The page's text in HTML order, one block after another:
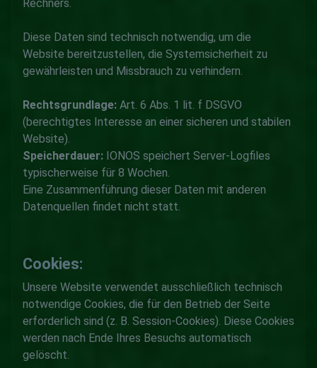
Rechners.
Diese Daten sind technisch notwendig, um die
Website bereitzustellen, die Systemsicherheit zu
gewährleisten und Missbrauch zu verhindern.
Rechtsgrundlage: Art. 6 Abs. 1 lit. f DSGVO
(berechtigtes Interesse an einer sicheren und stabilen
Website).
Speicherdauer: IONOS speichert Server-Logfiles
typischerweise für 8 Wochen.
Eine Zusammenführung dieser Daten mit anderen
Datenquellen findet nicht statt.
Cookies:
Unsere Website verwendet ausschließlich technisch
notwendige Cookies, die für den Betrieb der Seite
erforderlich sind (z. B. Session-Cookies). Diese Cookies
werden nach Ende Ihres Besuchs automatisch
gelöscht.